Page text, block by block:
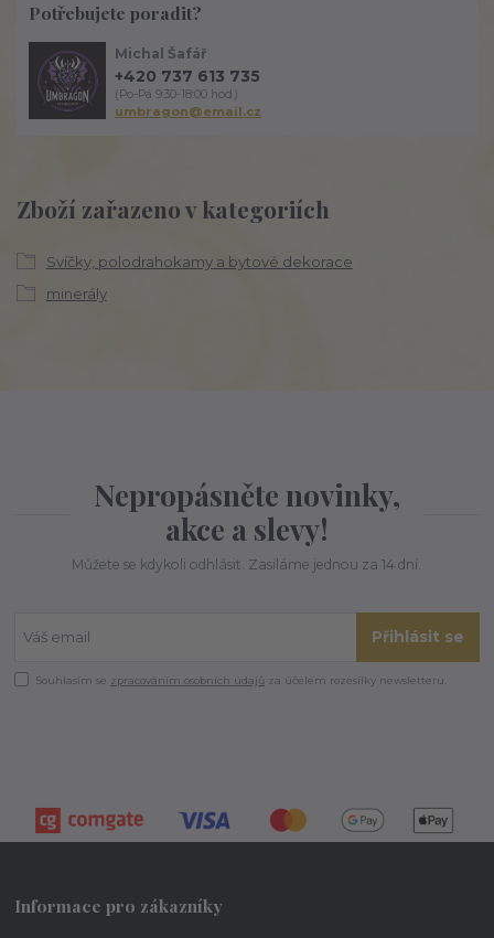
Zboží zařazeno v kategoriích
Svíčky, polodrahokamy a bytové dekorace
minerály
Potřebujete poradit?
Michal Šafář
+420 737 613 735
(Po-Pá 9:30-18:00 hod.)
umbragon@email.cz
Nepropásněte novinky,
akce a slevy!
Můžete se kdykoli odhlásit. Zasíláme jednou za 14 dní.
Přihlásit se
Souhlasím se zpracováním osobních údajů za účelem rozesílky newsletteru.
Informace pro zákazníky